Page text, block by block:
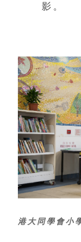
影。
港大同學會小